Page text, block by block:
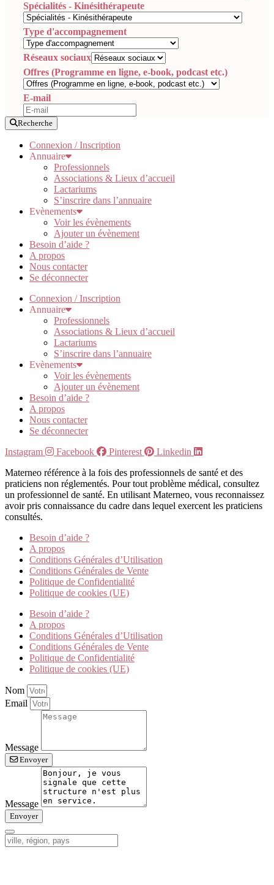
Spécialités - Kinésithérapeute
Type d'accompagnement
Réseaux sociaux
Offres (Programme en ligne, e-book, podcast etc.)
E-mail
Recherche
Connexion / Inscription
Annuaire
Professionnels
Associations & Lieux d’accueil
Lactariums
S’inscrire dans l’annuaire
Evènements
Voir les évènements
Ajouter un évènement
Besoin d’aide ?
A propos
Nous contacter
Se déconnecter
Connexion / Inscription
Annuaire
Professionnels
Associations & Lieux d’accueil
Lactariums
S’inscrire dans l’annuaire
Evènements
Voir les évènements
Ajouter un évènement
Besoin d’aide ?
A propos
Nous contacter
Se déconnecter
Instagram
Facebook Pinterest
Linkedin
Materneo référence à la fois des professionnels de santé et des
praticiens non réglementés. Pour tout problème médical, consultez
un professionnel de santé. En utilisant Materneo, vous reconnaissez
avoir pris connaissance du cadre dans lequel exercent les praticiens
consultés.
Besoin d’aide ?
A propos
Conditions Générales d’Utilisation
Conditions Générales de Vente
Politique de Confidentialité
Politique de cookies (UE)
Besoin d’aide ?
A propos
Conditions Générales d’Utilisation
Conditions Générales de Vente
Politique de Confidentialité
Politique de cookies (UE)
Nom
Email
Message
Envoyer
Message
Envoyer